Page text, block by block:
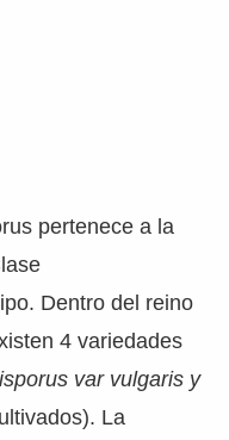
pertenece a la
Dentro del reino
4 variedades
var vulgaris y
La